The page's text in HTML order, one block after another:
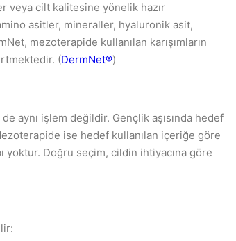
veya cilt kalitesine yönelik hazır
asitler, mineraller, hyaluronik asit,
mezoterapide kullanılan karışımların
(DermNet®)
aynı işlem değildir. Gençlik aşısında hedef
ise hedef kullanılan içeriğe göre
yoktur. Doğru seçim, cildin ihtiyacına göre